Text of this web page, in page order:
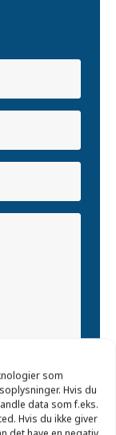
som
Hvis du
data som f.eks.
Hvis du ikke giver